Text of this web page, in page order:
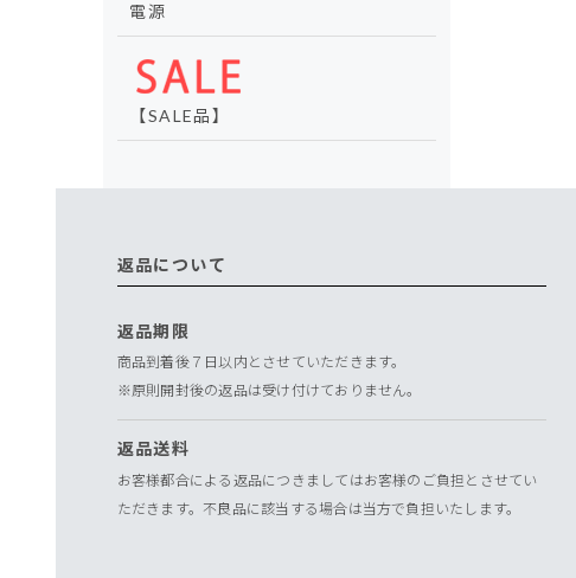
電源
【SALE品】
返品について
返品期限
商品到着後７日以内とさせていただきます。
※原則開封後の返品は受け付けておりません。
返品送料
お客様都合による返品につきましてはお客様のご負担とさせてい
ただきます。不良品に該当する場合は当方で負担いたします。